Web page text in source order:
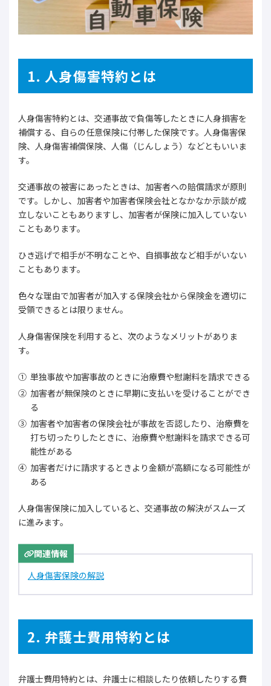
1. 人身傷害特約とは
人身傷害特約とは、交通事故で負傷等したときに人身損害を
補償する、自らの任意保険に付帯した保険です。人身傷害保
険、人身傷害補償保険、人傷（じんしょう）などともいいま
す。
交通事故の被害にあったときは、加害者への賠償請求が原則
です。しかし、加害者や加害者保険会社となかなか示談が成
立しないこともありますし、加害者が保険に加入していない
こともあります。
ひき逃げで相手が不明なことや、自損事故など相手がいない
こともあります。
色々な理由で加害者が加入する保険会社から保険金を適切に
受領できるとは限りません。
人身傷害保険を利用すると、次のようなメリットがありま
す。
単独事故や加害事故のときに治療費や慰謝料を請求できる
加害者が無保険のときに早期に支払いを受けることができ
る
加害者や加害者の保険会社が事故を否認したり、治療費を
打ち切ったりしたときに、治療費や慰謝料を請求できる可
能性がある
加害者だけに請求するときより金額が高額になる可能性が
ある
人身傷害保険に加入していると、交通事故の解決がスムーズ
に進みます。
関連情報
人身傷害保険の解説
2. 弁護士費用特約とは
弁護士費用特約とは、弁護士に相談したり依頼したりする費